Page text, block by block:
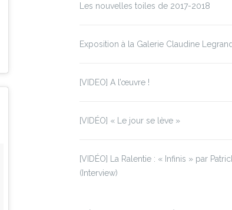
Les nouvelles toiles de 2017-2018
Exposition à la Galerie Claudine
[VIDEO] A l’œuvre !
[VIDÉO] « Le jour se lève »
[VIDÉO] La Ralentie : « Infinis » par
(Interview)